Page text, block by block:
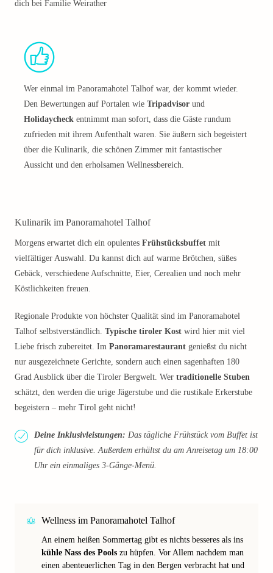
dich bei Familie Weirather
Wer einmal im Panoramahotel Talhof war, der kommt wieder.
Den Bewertungen auf Portalen wie Tripadvisor und
Holidaycheck entnimmt man sofort, dass die Gäste rundum
zufrieden mit ihrem Aufenthalt waren. Sie äußern sich begeistert
über die Kulinarik, die schönen Zimmer mit fantastischer
Aussicht und den erholsamen Wellnessbereich.
Kulinarik im Panoramahotel Talhof
Morgens erwartet dich ein opulentes Frühstücksbuffet mit
vielfältiger Auswahl. Du kannst dich auf warme Brötchen, süßes
Gebäck, verschiedene Aufschnitte, Eier, Cerealien und noch mehr
Köstlichkeiten freuen.
Regionale Produkte von höchster Qualität sind im Panoramahotel
Talhof selbstverständlich. Typische tiroler Kost wird hier mit viel
Liebe frisch zubereitet. Im Panoramarestaurant genießst du nicht
nur ausgezeichnete Gerichte, sondern auch einen sagenhaften 180
Grad Ausblick über die Tiroler Bergwelt. Wer traditionelle Stuben
schätzt, den werden die urige Jägerstube und die rustikale Erkerstube
begeistern – mehr Tirol geht nicht!
Deine Inklusivleistungen: Das tägliche Frühstück vom Buffet ist
für dich inklusive. Außerdem erhältst du am Anreisetag um 18:00
Uhr ein einmaliges 3-Gänge-Menü.
Wellness im Panoramahotel Talhof
An einem heißen Sommertag gibt es nichts besseres als ins
kühle Nass des Pools zu hüpfen. Vor Allem nachdem man
einen abenteuerlichen Tag in den Bergen verbracht hat und